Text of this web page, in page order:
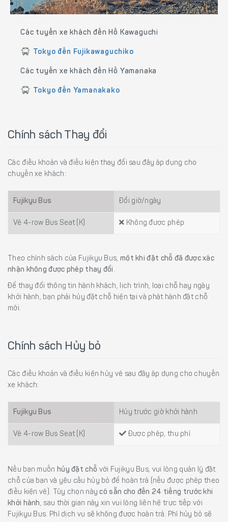
Các tuyến xe khách đến Hồ Kawaguchi
Tokyo đến Fujikawaguchiko
Các tuyến xe khách đến Hồ Yamanaka
Tokyo đến Yamanakako
Chính sách Thay đổi
Các điều khoản và điều kiện thay đổi sau đây áp dụng cho
chuyến xe khách:
Fujikyu Bus Đổi giờ/ngày
Vé 4-row Bus Seat (K) Không được phép
Theo chính sách của Fujikyu Bus, một khi đặt chỗ đã được xác
nhận không được phép thay đổi .
Để thay đổi thông tin hành khách, lịch trình, loại chỗ hay ngày
khởi hành, bạn phải hủy đặt chỗ hiện tại và phát hành đặt chỗ
mới.
Chính sách Hủy bỏ
Các điều khoản và điều kiện hủy vé sau đây áp dụng cho chuyến
xe khách:
Fujikyu Bus Hủy trước giờ khởi hành
Vé 4-row Bus Seat (K) Được phép, thu phí
Nếu bạn muốn hủy đặt chỗ với Fujikyu Bus, vui lòng quản lý đặt
chỗ của bạn và yêu cầu hủy bỏ để hoàn trả (nếu được phép theo
điều kiện vé). Tùy chọn nàycó sẵn cho đến 24 tiếng trước khi
khởi hành, sau thời gian này xin vui lòng liên hệ trực tiếp với
Fujikyu Bus. Phí dịch vụ sẽ không được hoàn trả. Phí hủy bỏ sẽ